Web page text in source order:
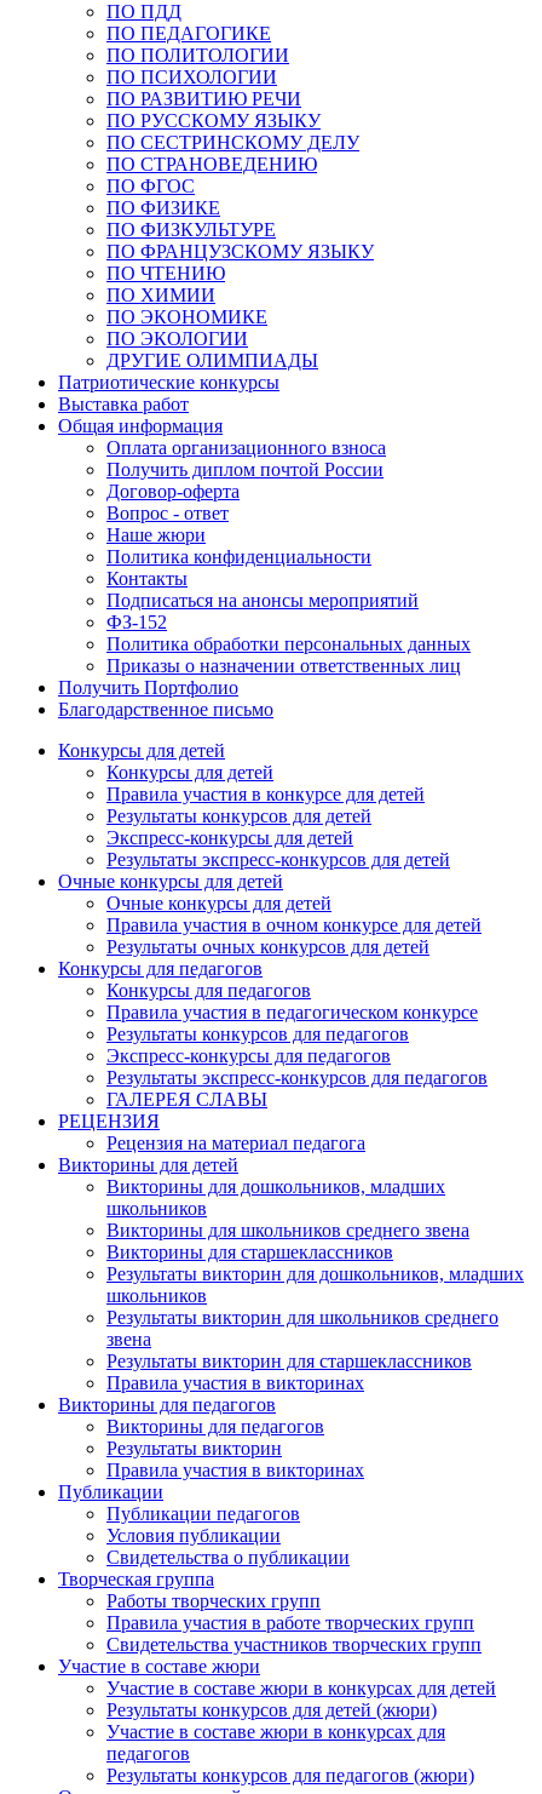
ПО ПДД
ПО ПЕДАГОГИКЕ
ПО ПОЛИТОЛОГИИ
ПО ПСИХОЛОГИИ
ПО РАЗВИТИЮ РЕЧИ
ПО РУССКОМУ ЯЗЫКУ
ПО СЕСТРИНСКОМУ ДЕЛУ
ПО СТРАНОВЕДЕНИЮ
ПО ФГОС
ПО ФИЗИКЕ
ПО ФИЗКУЛЬТУРЕ
ПО ФРАНЦУЗСКОМУ ЯЗЫКУ
ПО ЧТЕНИЮ
ПО ХИМИИ
ПО ЭКОНОМИКЕ
ПО ЭКОЛОГИИ
ДРУГИЕ ОЛИМПИАДЫ
Патриотические конкурсы
Выставка работ
Общая информация
Оплата организационного взноса
Получить диплом почтой России
Договор-оферта
Вопрос - ответ
Наше жюри
Политика конфиденциальности
Контакты
Подписаться на анонсы мероприятий
ФЗ-152
Политика обработки персональных данных
Приказы о назначении ответственных лиц
Получить Портфолио
Благодарственное письмо
Конкурсы для детей
Конкурсы для детей
Правила участия в конкурсе для детей
Результаты конкурсов для детей
Экспресс-конкурсы для детей
Результаты экспресс-конкурсов для детей
Очные конкурсы для детей
Очные конкурсы для детей
Правила участия в очном конкурсе для детей
Результаты очных конкурсов для детей
Конкурсы для педагогов
Конкурсы для педагогов
Правила участия в педагогическом конкурсе
Результаты конкурсов для педагогов
Экспресс-конкурсы для педагогов
Результаты экспресс-конкурсов для педагогов
ГАЛЕРЕЯ СЛАВЫ
РЕЦЕНЗИЯ
Рецензия на материал педагога
Викторины для детей
Викторины для дошкольников, младших
школьников
Викторины для школьников среднего звена
Викторины для старшеклассников
Результаты викторин для дошкольников, младших
школьников
Результаты викторин для школьников среднего
звена
Результаты викторин для старшеклассников
Правила участия в викторинах
Викторины для педагогов
Викторины для педагогов
Результаты викторин
Правила участия в викторинах
Публикации
Публикации педагогов
Условия публикации
Свидетельства о публикации
Творческая группа
Работы творческих групп
Правила участия в работе творческих групп
Свидетельства участников творческих групп
Участие в составе жюри
Участие в составе жюри в конкурсах для детей
Результаты конкурсов для детей (жюри)
Участие в составе жюри в конкурсах для
педагогов
Результаты конкурсов для педагогов (жюри)